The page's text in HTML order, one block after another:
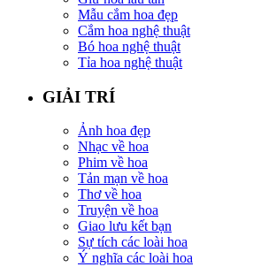
Mẫu cắm hoa đẹp
Cắm hoa nghệ thuật
Bó hoa nghệ thuật
Tỉa hoa nghệ thuật
GIẢI TRÍ
Ảnh hoa đẹp
Nhạc về hoa
Phim về hoa
Tản mạn về hoa
Thơ về hoa
Truyện về hoa
Giao lưu kết bạn
Sự tích các loài hoa
Ý nghĩa các loài hoa